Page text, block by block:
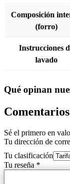
Composición
(forro)
Instrucciones
lavado
Qué opinan
Comentarios
Sé el primero en
Tu dirección de
Tu clasificación
Tu reseña *